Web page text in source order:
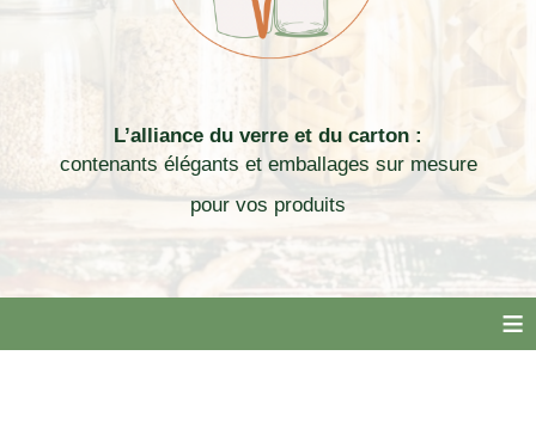
L’alliance du verre et du carton :
contenants élégants et emballages sur mesure
pour vos produits
≡